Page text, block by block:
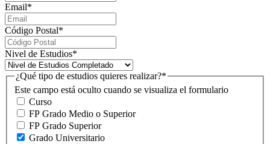
Email*
Código Postal*
Nivel de Estudios*
Este campo está oculto cuando se visualiza el formulario
¿Qué tipo de estudios quieres realizar?*
Curso
FP Grado Medio o Superior
FP Grado Superior
Grado Universitario